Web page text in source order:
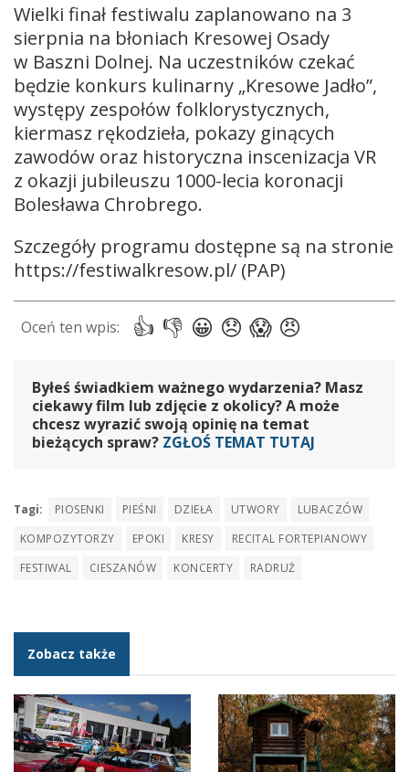
Wielki finał festiwalu zaplanowano na 3
sierpnia na błoniach Kresowej Osady
w Baszni Dolnej. Na uczestników czekać
będzie konkurs kulinarny „Kresowe Jadło”,
występy zespołów folklorystycznych,
kiermasz rękodzieła, pokazy ginących
zawodów oraz historyczna inscenizacja VR
z okazji jubileuszu 1000-lecia koronacji
Bolesława Chrobrego.
Szczegóły programu dostępne są na stronie
https://festiwalkresow.pl/ (PAP)
Byłeś świadkiem ważnego wydarzenia? Masz
ciekawy film lub zdjęcie z okolicy? A może
chcesz wyrazić swoją opinię na temat
bieżących spraw? ZGŁOŚ TEMAT TUTAJ
Tagi: PIOSENKI PIEŚNI DZIEŁA UTWORY
LUBACZÓW
KOMPOZYTORZY
EPOKI KRESY
RECITAL FORTEPIANOWY
FESTIWAL
CIESZANÓW KONCERTY RADRUŻ
Zobacz także